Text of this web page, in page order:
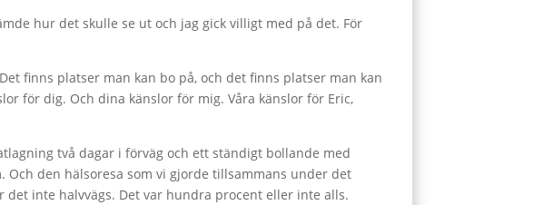
hur det skulle se ut och jag gick villigt med på det. För
finns platser man kan bo på, och det finns platser man kan
för dig. Och dina känslor för mig. Våra känslor för Eric,
två dagar i förväg och ett ständigt bollande med
den hälsoresa som vi gjorde tillsammans under det
inte halvvägs. Det var hundra procent eller inte alls.